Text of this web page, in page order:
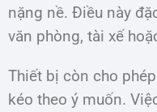
nặng nề. Điều này
văn phòng, tài xế
Thiết bị còn cho
kéo theo ý muốn.